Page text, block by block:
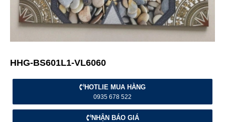
HHG-BS601L1-VL6060
HOTLIE MUA HÀNG
0935 678 522
NHẬN BÁO GIÁ